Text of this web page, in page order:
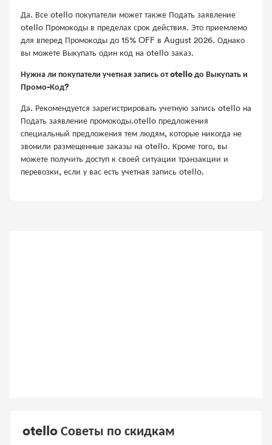
otello Советы по скидкам
Да. Все otello покупатели может также Подать заявление
otello Промокоды в пределах срок действия. Это приемлемо
для вперед Промокоды до 15% OFF в August 2026. Однако
вы можете Выкупать один код на otello заказ.
Нужна ли покупатели учетная запись от otello до Выкупать и
Промо-Код?
Да. Рекомендуется зарегистрировать учетную запись otello на
Подать заявление промокоды.otello предложения
специальный предложения тем людям, которые никогда не
звонили размещенные заказы на otello. Кроме того, вы
можете получить доступ к своей ситуации транзакции и
перевозки, если у вас есть учетная запись otello.